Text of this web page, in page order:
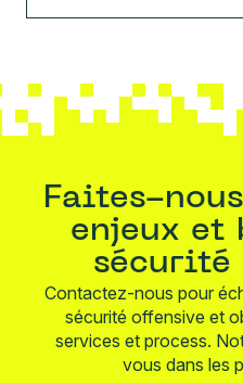
Faites-
enjeux et
sécurité
Contactez-nous pour
sécurité offensive et
services et process.
vous dans les